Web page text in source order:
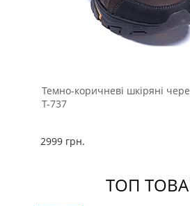
Темно-коричневі шкіряні
Т-737
2999 грн.
ТОП